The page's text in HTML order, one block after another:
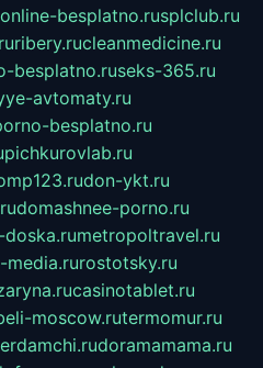
besplatno.rusplclub.ru
ribery.rucleanmedicine.ru
besplatno.ruseks-365.ru
avtomaty.ru
besplatno.ru
pichkurovlab.ru
don-ykt.ru
domashnee-porno.ru
metropoltravel.ru
rostotsky.ru
casinotablet.ru
moscow.rutermomur.ru
erdamchi.rudoramamama.ru